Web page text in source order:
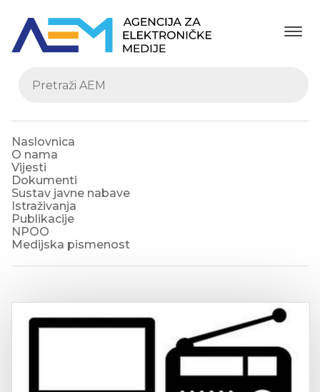
Naslovnica
O nama
Vijesti
Dokumenti
Sustav javne nabave
Istraživanja
Publikacije
NPOO
Medijska pismenost